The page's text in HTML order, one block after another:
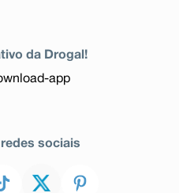
da Drogal!
sociais